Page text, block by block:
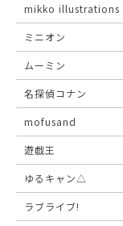
mikko illustrations
ミニオン
ムーミン
名探偵コナン
mofusand
遊戯王
ゆるキャン△
ラブライブ!